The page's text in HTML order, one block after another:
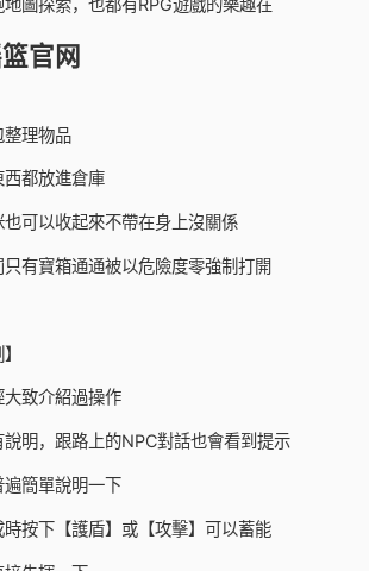
圖探索，也都有RPG遊戲的樂趣在
官网
整理物品
西都放進倉庫
可以收起來不帶在身上沒關係
有寶箱通通被以危險度零強制打開
致介紹過操作
明，跟路上的NPC對話也會看到提示
簡單說明一下
按下【護盾】或【攻擊】可以蓄能